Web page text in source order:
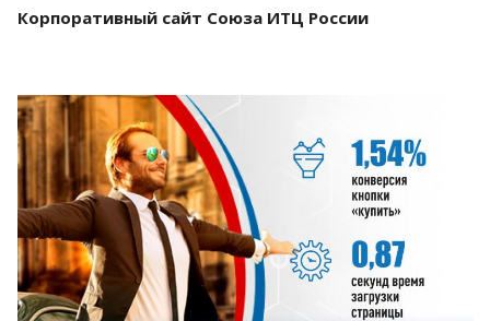
Корпоративный сайт Союза ИТЦ России
Смотреть проект